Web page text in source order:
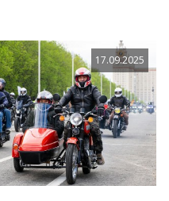
17.09.2025